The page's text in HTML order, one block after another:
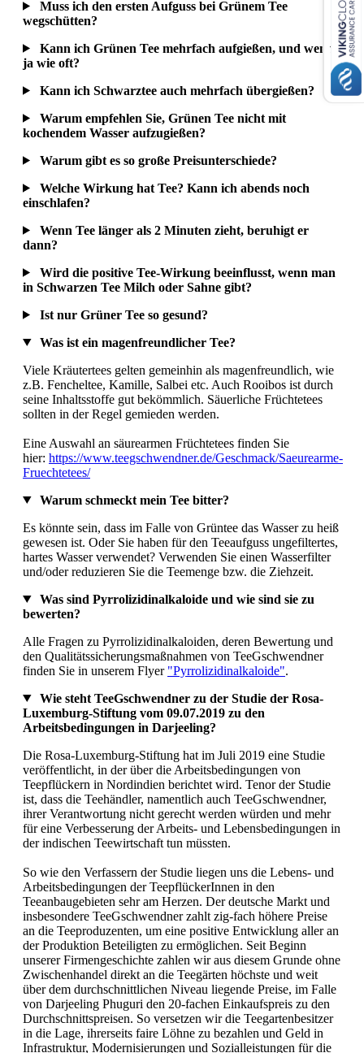
Muss ich den ersten Aufguss bei Grünem Tee
wegschütten?
Kann ich Grünen Tee mehrfach aufgießen, und wenn
ja wie oft?
Kann ich Schwarztee auch mehrfach übergießen?
Warum empfehlen Sie, Grünen Tee nicht mit
kochendem Wasser aufzugießen?
Warum gibt es so große Preisunterschiede?
Welche Wirkung hat Tee? Kann ich abends noch
einschlafen?
Wenn Tee länger als 2 Minuten zieht, beruhigt er
dann?
Wird die positive Tee-Wirkung beeinflusst, wenn man
in Schwarzen Tee Milch oder Sahne gibt?
Ist nur Grüner Tee so gesund?
Was ist ein magenfreundlicher Tee?
Viele Kräutertees gelten gemeinhin als magenfreundlich, wie
z.B. Fencheltee, Kamille, Salbei etc. Auch Rooibos ist durch
seine Inhaltsstoffe gut bekömmlich. Säuerliche Früchtetees
sollten in der Regel gemieden werden.
Eine Auswahl an säurearmen Früchtetees finden Sie
hier: https://www.teegschwendner.de/Geschmack/Saeurearme-
Fruechtetees/
Warum schmeckt mein Tee bitter?
Es könnte sein, dass im Falle von Grüntee das Wasser zu heiß
gewesen ist. Oder Sie haben für den Teeaufguss ungefiltertes,
hartes Wasser verwendet? Verwenden Sie einen Wasserfilter
und/oder reduzieren Sie die Teemenge bzw. die Ziehzeit.
Was sind Pyrrolizidinalkaloide und wie sind sie zu
bewerten?
Alle Fragen zu Pyrrolizidinalkaloiden, deren Bewertung und
den Qualitätssicherungsmaßnahmen von TeeGschwendner
finden Sie in unserem Flyer "Pyrrolizidinalkaloide".
Wie steht TeeGschwendner zu der Studie der Rosa-
Luxemburg-Stiftung vom 09.07.2019 zu den
Arbeitsbedingungen in Darjeeling?
Die Rosa-Luxemburg-Stiftung hat im Juli 2019 eine Studie
veröffentlicht, in der über die Arbeitsbedingungen von
Teepflückern in Nordindien berichtet wird. Tenor der Studie
ist, dass die Teehändler, namentlich auch TeeGschwendner,
ihrer Verantwortung nicht gerecht werden würden und mehr
für eine Verbesserung der Arbeits- und Lebensbedingungen in
der indischen Teewirtschaft tun müssten.
So wie den Verfassern der Studie liegen uns die Lebens- und
Arbeitsbedingungen der TeepflückerInnen in den
Teeanbaugebieten sehr am Herzen. Der deutsche Markt und
insbesondere TeeGschwendner zahlt zig-fach höhere Preise
an die Teeproduzenten, um eine positive Entwicklung aller an
der Produktion Beteiligten zu ermöglichen. Seit Beginn
unserer Firmengeschichte zahlen wir aus diesem Grunde ohne
Zwischenhandel direkt an die Teegärten höchste und weit
über dem durchschnittlichen Niveau liegende Preise, im Falle
von Darjeeling Phuguri den 20-fachen Einkaufspreis zu den
Durchschnittspreisen. So versetzen wir die Teegartenbesitzer
in die Lage, ihrerseits faire Löhne zu bezahlen und Geld in
Infrastruktur, Modernisierungen und Sozialleistungen für die